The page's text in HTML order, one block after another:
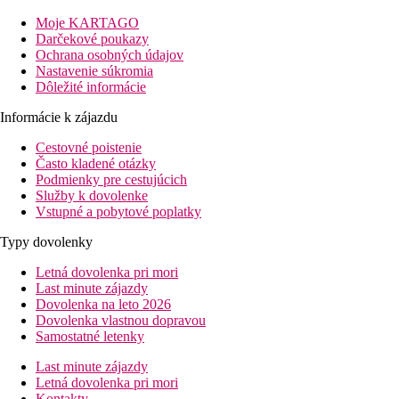
ktoré je zaradené do programu UNESCO o ochrane svetového
kultúrneho dedičstva. Vzdialenosť do centra Svätý Vlas je cca 1
km.
Vzdialenosť
letisko: 32 km Burgas
nákupných možností: 1000 m
Popis izby
Dvojlôžková izba
klimatizácia
Wi-Fi (zdarma)
minichladnička
kúpeľňa/WC (sušič vlasov)
balkón alebo terasa
Ostatné typy izieb(pokiaľ nie je uvedené inak, majú izby
vyššie uvedené vybavenie)
Apartmán, 1 spálňa:
Moje KARTAGO
Darčekové poukazy
Ochrana osobných údajov
Nastavenie súkromia
Dôležité informácie
Informácie k zájazdu
Cestovné poistenie
Často kladené otázky
Podmienky pre cestujúcich
Služby k dovolenke
Vstupné a pobytové poplatky
Typy dovolenky
Letná dovolenka pri mori
Last minute zájazdy
Dovolenka na leto 2026
Dovolenka vlastnou dopravou
Samostatné letenky
Last minute zájazdy
Letná dovolenka pri mori